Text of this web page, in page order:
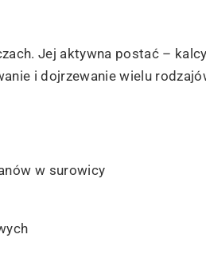
Jej aktywna postać –
i dojrzewanie wielu
w surowicy